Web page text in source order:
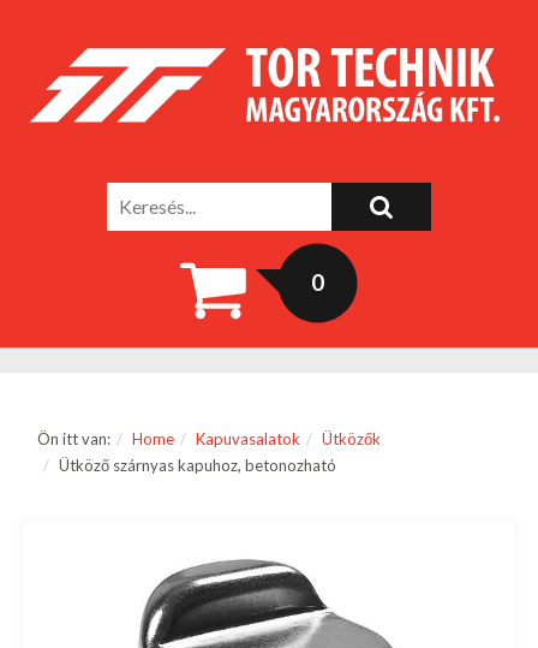
0
Ön itt van: Home Kapuvasalatok
Ütközők
Ütköző szárnyas kapuhoz, betonozható